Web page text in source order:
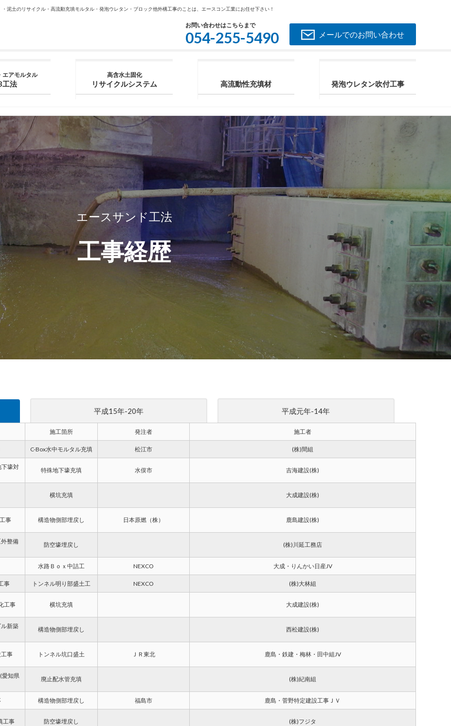
泥土のリサイクル・高流動充填モルタル・発泡ウレタン・ブロック他外構工事のことは、エースコン工業にお任せ下さい！
お問い合わせはこちらまで
054-255-5490 メールでのお問い合わせ
エアモルタル
工法
高含水土固化
リサイクルシステム 高流動性充填材 発泡ウレタン吹付工事
エースサンド工法
工事経歴
平成15年-20年 平成元年-14年
施工箇所 発注者 施工者
C-Box水中モルタル充填 松江市 (株)間組
壕対
特殊地下壕充填 水俣市 吉海建設(株)
横坑充填 大成建設(株)
事 構造物側部埋戻し 日本原燃（株） 鹿島建設(株)
整備
防空壕埋戻し (株)川延工務店
水路Ｂｏｘ中詰工 NEXCO 大成・りんかい日産JV
事 トンネル明り部盛土工 NEXCO (株)大林組
工事 横坑充填 大成建設(株)
新築
構造物側部埋戻し 西松建設(株)
事 トンネル坑口盛土 ＪＲ東北 鹿島・鉄建・梅林・田中組JV
愛知県
廃止配水管充填 (株)紀南組
構造物側部埋戻し 福島市 鹿島・菅野特定建設工事ＪＶ
工事 防空壕埋戻し (株)フジタ